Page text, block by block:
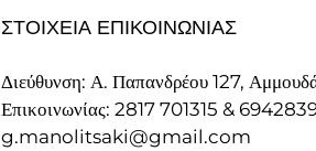
ΣΤΟΙΧΕΙΑ ΕΠΙΚΟΙΝΩΝΙΑΣ
Διεύθυνση: Α. Παπανδρέου 127,
Επικοινωνίας: 2817 701315 &
g.manolitsaki@gmail.com